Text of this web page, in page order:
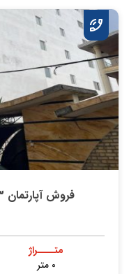
فروش آپارتمان ۳ خواب ساحلی سند تک برگ
متــــراژ
۰ متر